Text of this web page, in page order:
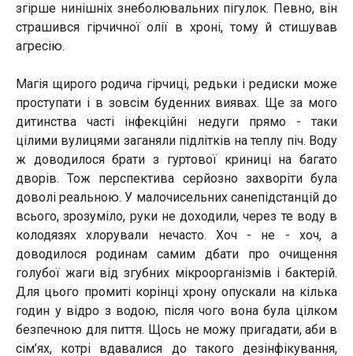
згірше нинішніх знеболювальних пігулок. Певно, він
страшився гірчичної олії в хроні, тому й стишував
агресію.
Магія щирого родича гірчиці, редьки і редиски може
проступати і в зовсім буденних виявах. Ще за мого
дитинства часті інфекційні недуги прямо - таки
цілими вулицями заганяли підлітків на теплу піч. Воду
ж доводилося брати з гуртової криниці на багато
дворів. Тож перспектива серйозно захворіти була
доволі реальною. У малочисельних санепідстанцій до
всього, зрозуміло, руки не доходили, через те воду в
колодязях хлорували нечасто. Хоч - не - хоч, а
доводилося родинам самим дбати про очищення
голубої жаги від згубних мікроорганізмів і бактерій.
Для цього промиті корінці хрону опускали на кілька
годин у відро з водою, після чого вона була цілком
безпечною для пиття. Щось не можу пригадати, аби в
сім’ях, котрі вдавалися до такого дезінфікування,